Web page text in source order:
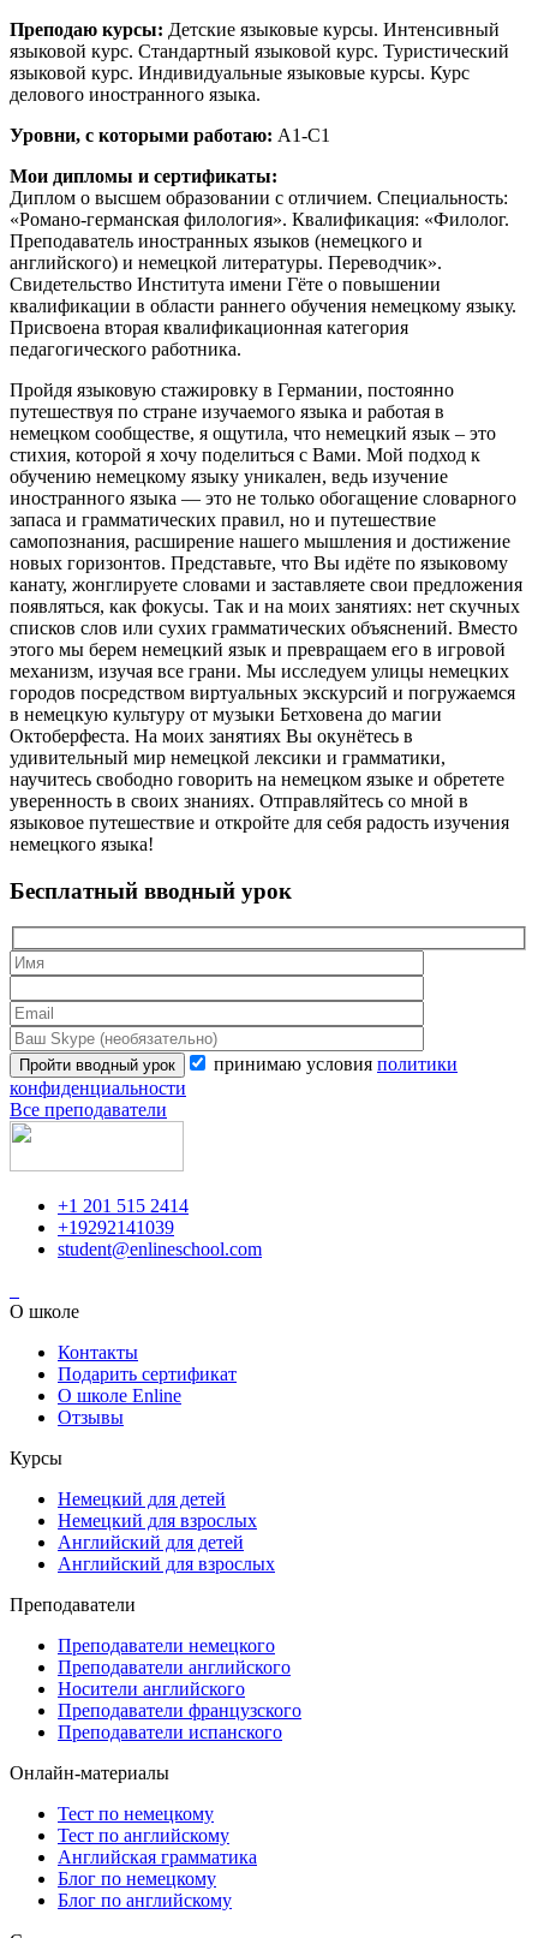
Преподаю курсы: Детские языковые курсы. Интенсивный
языковой курс. Стандартный языковой курс. Туристический
языковой курс. Индивидуальные языковые курсы. Курс
делового иностранного языка.
Уровни, с которыми работаю: A1-C1
Мои дипломы и сертификаты:
Диплом о высшем образовании с отличием. Специальность:
«Романо-германская филология». Квалификация: «Филолог.
Преподаватель иностранных языков (немецкого и
английского) и немецкой литературы. Переводчик».
Свидетельство Института имени Гёте о повышении
квалификации в области раннего обучения немецкому языку.
Присвоена вторая квалификационная категория
педагогического работника.
Пройдя языковую стажировку в Германии, постоянно
путешествуя по стране изучаемого языка и работая в
немецком сообществе, я ощутила, что немецкий язык – это
стихия, которой я хочу поделиться с Вами. Мой подход к
обучению немецкому языку уникален, ведь изучение
иностранного языка — это не только обогащение словарного
запаса и грамматических правил, но и путешествие
самопознания, расширение нашего мышления и достижение
новых горизонтов. Представьте, что Вы идёте по языковому
канату, жонглируете словами и заставляете свои предложения
появляться, как фокусы. Так и на моих занятиях: нет скучных
списков слов или сухих грамматических объяснений. Вместо
этого мы берем немецкий язык и превращаем его в игровой
механизм, изучая все грани. Мы исследуем улицы немецких
городов посредством виртуальных экскурсий и погружаемся
в немецкую культуру от музыки Бетховена до магии
Октоберфеста. На моих занятиях Вы окунётесь в
удивительный мир немецкой лексики и грамматики,
научитесь свободно говорить на немецком языке и обретете
уверенность в своих знаниях. Отправляйтесь со мной в
языковое путешествие и откройте для себя радость изучения
немецкого языка!
Бесплатный вводный урок
принимаю условия политики
конфиденциальности
Все преподаватели
+1 201 515 2414
+19292141039
student@enlineschool.com
О школе
Контакты
Подарить сертификат
О школе Enline
Отзывы
Курсы
Немецкий для детей
Немецкий для взрослых
Английский для детей
Английский для взрослых
Преподаватели
Преподаватели немецкого
Преподаватели английского
Носители английского
Преподаватели французского
Преподаватели испанского
Онлайн-материалы
Тест по немецкому
Тест по английскому
Английская грамматика
Блог по немецкому
Блог по английскому